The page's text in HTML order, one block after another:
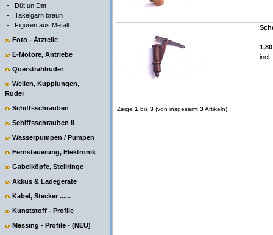
- Düt un Dat
- Takelgarn braun
- Figuren aus Metall
Foto - Ätzteile
E-Motore, Antriebe
Querstrahlruder
Wellen, Kupplungen,
Ruder
Schiffsschrauben
Schiffsschrauben II
Wasserpumpen / Pumpen
Fernsteuerung, Elektronik
Gabelköpfe, Stellringe
Akkus & Ladegeräte
Kabel, Stecker ......
Kunststoff - Profile
Messing - Profile - (NEU)
incl.
Zeige 1 bis 3 (von insgesamt 3Artikeln)